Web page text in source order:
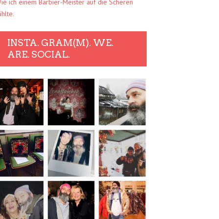
ich einem Barbier-Meister auf die Scheren
INSTA. GRAM(M). WE.
ARE. SOCIAL.